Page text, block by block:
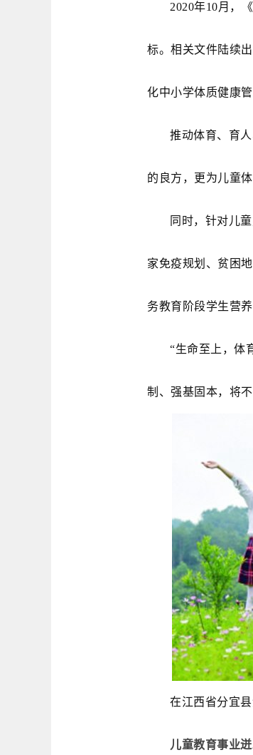
2020年10月，
标。相关文件陆续
化中小学体质健康管
推动体育、育
的良方，更为儿童
同时，针对儿
家免疫规划、贫困
务教育阶段学生营
“生命至上，体
制、强基固本，将
在江西省分宜
儿童教育事业